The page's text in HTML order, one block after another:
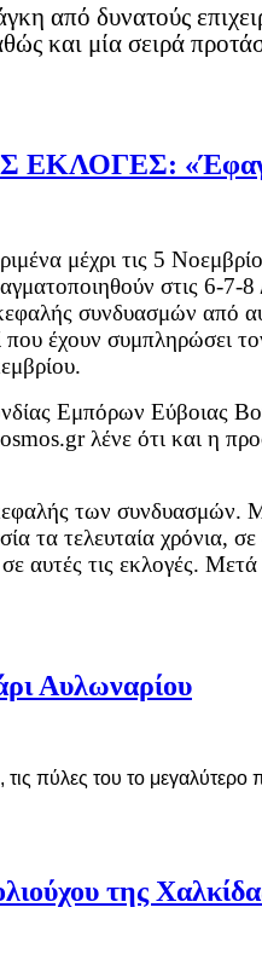
από δυνατούς
και μία σειρά
«Έφαγε
μέχρι τις 5
στις 6-
συνδυασμών από
έχουν συμπληρώσει
Εμπόρων Εύβοιας
λένε ότι και η
των συνδυασμών.
τα τελευταία χρόνια,
αυτές τις εκλογές.
Αυλωναρίου
πύλες του το
της